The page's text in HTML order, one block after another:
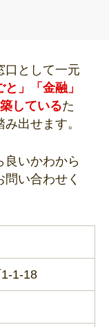
口として一元
と」「金融」
しているた
出せます。
良いかわから
い合わせく
1-18